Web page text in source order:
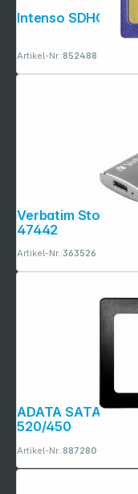
Artikel-Nr.:852488
Verbatim Store n Go Vx500
47442
Artikel-Nr.:363526
ADATA SATA SSD SU650 256GB
520/450
Artikel-Nr.:887280